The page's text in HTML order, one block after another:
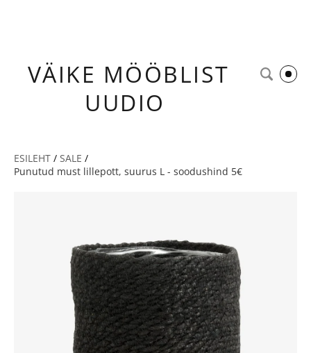
VÄIKE MÖÖBLIST
UUDIO
ESILEHT / SALE /
Punutud must lillepott, suurus L - soodushind 5€